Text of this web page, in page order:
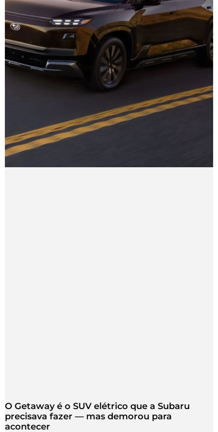
O Getaway é o SUV elétrico que a Subaru
precisava fazer — mas demorou para
acontecer